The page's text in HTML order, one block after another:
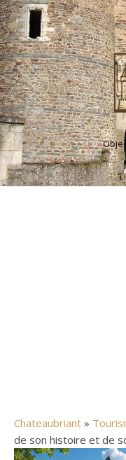
Chateaubriant »
de son histoire et de